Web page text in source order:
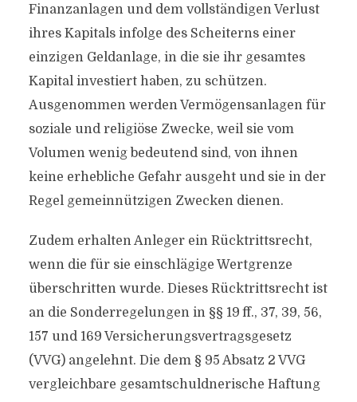
Finanzanlagen und dem vollständigen Verlust
ihres Kapitals infolge des Scheiterns einer
einzigen Geldanlage, in die sie ihr gesamtes
Kapital investiert haben, zu schützen.
Ausgenommen werden Vermögensanlagen für
soziale und religiöse Zwecke, weil sie vom
Volumen wenig bedeutend sind, von ihnen
keine erhebliche Gefahr ausgeht und sie in der
Regel gemeinnützigen Zwecken dienen.
Zudem erhalten Anleger ein Rücktrittsrecht,
wenn die für sie einschlägige Wertgrenze
überschritten wurde. Dieses Rücktrittsrecht ist
an die Sonderregelungen in §§ 19 ff., 37, 39, 56,
157 und 169 Versicherungsvertragsgesetz
(VVG) angelehnt. Die dem § 95 Absatz 2 VVG
vergleichbare gesamtschuldnerische Haftung